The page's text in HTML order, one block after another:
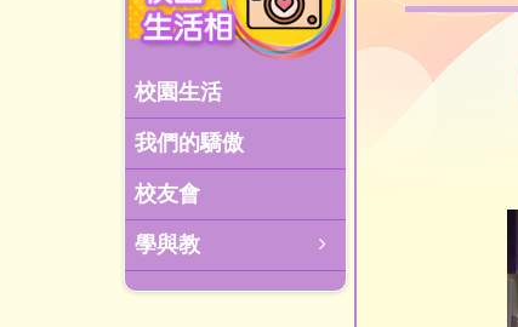
校園生活
我們的驕傲
校友會
學與教